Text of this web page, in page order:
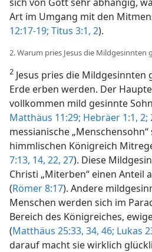
Art im Umgang mit den
12:17-19; Titus 3:1, 2).
2. Warum pries Jesus die Mildgesinnten
2 Jesus pries die Mildgesinnten
Erde erben werden. Der
vollkommen mild gesinnte
Matthäus 11:29; Hebräer 1:1, 2;
messianische
himmlischen Königreich
7:13, 14, 22, 27). Diese
Christi „Miterben“ einen Anteil
(Römer 8:17). Andere
Menschen werden sich im
Bereich des Königreiches,
(Matthäus 25:33, 34, 46; Lukas
darauf macht sie wirklich